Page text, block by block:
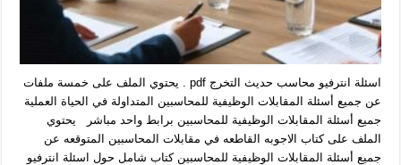
اسئلة انترفيو محاسب حديث التخرج pdf . يحتوي الملف على خمسة ملفات
عن جميع أسئلة المقابلات الوظيفية للمحاسبين المتداولة في الحياة العملية
جميع أسئلة المقابلات الوظيفية للمحاسبين برابط واحد مباشر يحتوي
الملف على كتاب الاجوبه القاطعه في مقابلات المحاسبين المتوقعه عن
جميع أسئلة المقابلات الوظيفية للمحاسبين كتاب شامل حول اسئلة انترفيو